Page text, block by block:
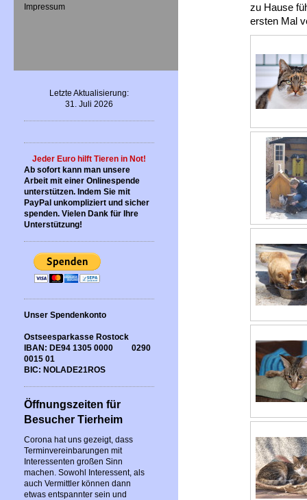
zu Hause
ersten Mal
Impressum
Letzte Aktualisierung:
31. Juli 2026
Jeder Euro hilft Tieren in Not!
Ab sofort kann man unsere
Arbeit mit einer Onlinespende
unterstützen. Indem Sie mit
PayPal unkompliziert und sicher
spenden. Vielen Dank für Ihre
Unterstützung!
Unser Spendenkonto
Ostseesparkasse Rostock
IBAN: DE94 1305 0000 0290
0015 01
BIC: NOLADE21ROS
Öffnungszeiten für
Besucher Tierheim
Corona hat uns gezeigt, dass
Terminvereinbarungen mit
Interessenten großen Sinn
machen. Sowohl Interessent, als
auch Vermittler können dann
etwas entspannter sein und